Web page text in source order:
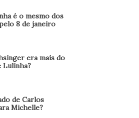
é o mesmo dos
8 de janeiro
era mais do
Lulinha?
de Carlos
Michelle?